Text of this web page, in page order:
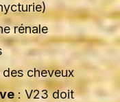
rénale
cheveux
: V23 doit